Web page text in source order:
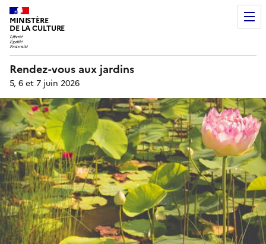
MINISTÈRE
DE LA CULTURE
Rendez-vous aux jardins
5, 6 et 7 juin 2026